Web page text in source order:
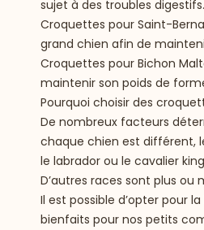
sujet à des troubles
Croquettes pour Saint-
grand chien afin de
Croquettes pour Bichon
maintenir son poids de
Pourquoi choisir des
De nombreux facteurs
chaque chien est différent,
le labrador ou le cavalier
D’autres races sont plus
Il est possible d’opter pour
bienfaits pour nos petits